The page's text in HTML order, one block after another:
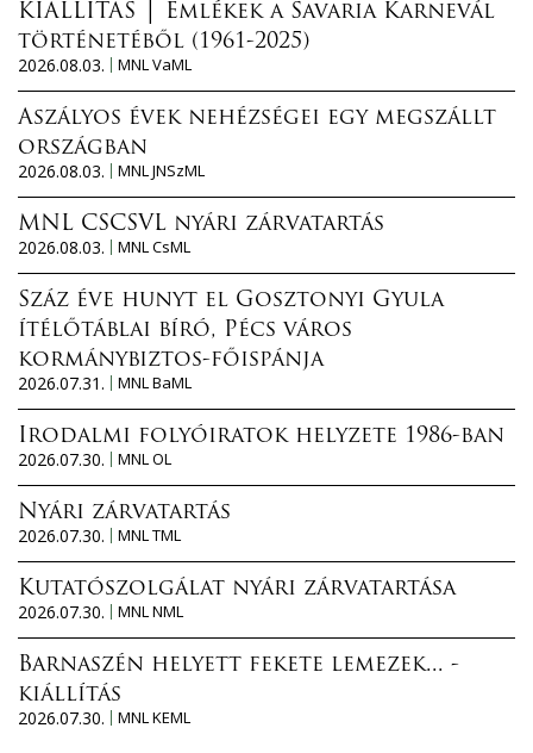
KIÁLLÍTÁS │ Emlékek a Savaria Karnevál
történetéből (1961-2025)
2026.08.03.
MNL VaML
Aszályos évek nehézségei egy megszállt
országban
2026.08.03.
MNL JNSzML
MNL CSCSVL nyári zárvatartás
2026.08.03.
MNL CsML
Száz éve hunyt el Gosztonyi Gyula
ítélőtáblai bíró, Pécs város
kormánybiztos-főispánja
2026.07.31.
MNL BaML
Irodalmi folyóiratok helyzete 1986-ban
2026.07.30.
MNL OL
Nyári zárvatartás
2026.07.30.
MNL TML
Kutatószolgálat nyári zárvatartása
2026.07.30.
MNL NML
Barnaszén helyett fekete lemezek... -
kiállítás
2026.07.30.
MNL KEML